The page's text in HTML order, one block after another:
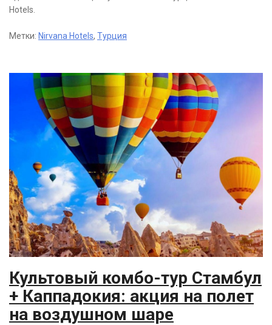
Hotels.
Метки: Nirvana Hotels, Турция
Культовый комбо-тур Стамбул
+ Каппадокия: акция на полет
на воздушном шаре